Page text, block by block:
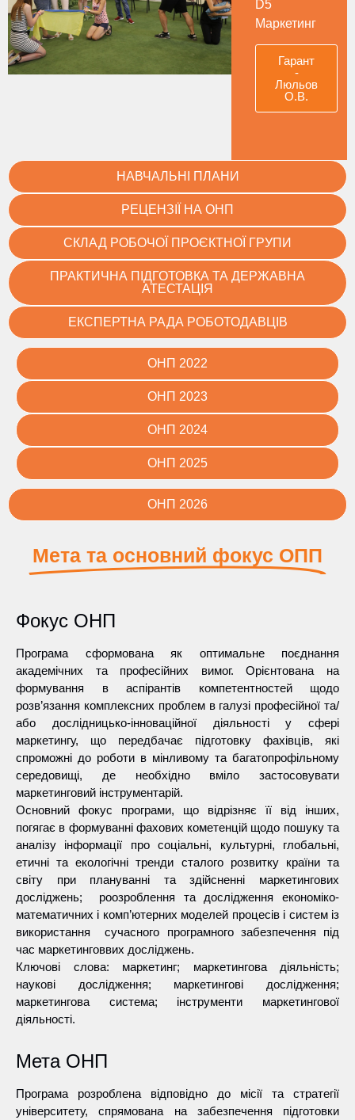
D5
Маркетинг
Гарант
-
Люльов
О.В.
НАВЧАЛЬНІ ПЛАНИ
РЕЦЕНЗІЇ НА ОНП
СКЛАД РОБОЧОЇ ПРОЄКТНОЇ ГРУПИ
ПРАКТИЧНА ПІДГОТОВКА ТА ДЕРЖАВНА
АТЕСТАЦІЯ
ЕКСПЕРТНА РАДА РОБОТОДАВЦІВ
ОНП 2022
ОНП 2023
ОНП 2024
ОНП 2025
ОНП 2026
Мета та основний фокус ОПП
Фокус ОНП
Програма сформована як оптимальне поєднання
академічних та професійних вимог. Орієнтована на
формування в аспірантів компетентностей щодо
розв’язання комплексних проблем в галузі професійної та/
або дослідницько-інноваційної діяльності у сфері
маркетингу, що передбачає підготовку фахівців, які
спроможні до роботи в мінливому та багатопрофільному
середовищі, де необхідно вміло застосовувати
маркетинговий інструментарій.
Основний фокус програми, що відрізняє її від інших,
погягає в формуванні фахових кометенцій щодо пошуку та
аналізу інформації про соціальні, культурні, глобальні,
етичні та екологічні тренди сталого розвитку країни та
світу при плануванні та здійсненні маркетингових
досліджень; роозроблення та дослідження економіко-
математичних і комп’ютерних моделей процесів і систем із
використання сучасного програмного забезпечення під
час маркетинговвих досліджень.
Ключові слова: маркетинг; маркетингова діяльність;
наукові дослідження; маркетингові дослідження;
маркетингова система; інструменти маркетингової
діяльності.
Мета ОНП
Програма розроблена відповідно до місії та стратегії
університету, спрямована на забезпечення підготовки